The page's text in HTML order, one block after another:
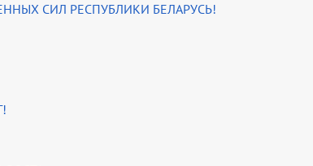
СИЛ РЕСПУБЛИКИ БЕЛАРУСЬ!